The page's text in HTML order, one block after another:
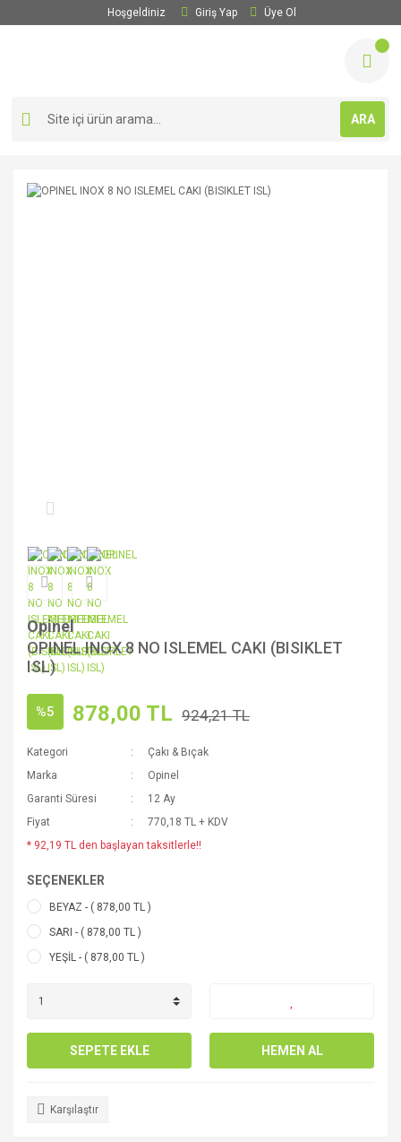
Hoşgeldiniz Giriş Yap Üye Ol
ARA
Opinel
OPINEL INOX 8 NO ISLEMEL CAKI (BISIKLET
ISL)
%5 878,00 TL 924,21 TL
Kategori
Çakı & Bıçak
Marka
Opinel
Garanti Süresi
12 Ay
Fiyat
770,18 TL + KDV
* 92,19 TL den başlayan taksitlerle!!
SEÇENEKLER
BEYAZ - ( 878,00 TL )
SARI - ( 878,00 TL )
YEŞİL - ( 878,00 TL )
SEPETE EKLE HEMEN AL
Karşılaştır